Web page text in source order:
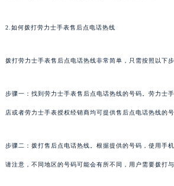
2.如何拨打劳力士手表售后点电话热线
拨打劳力士手表售后点电话热线非常简单，只需按照以下步
步骤一：找到劳力士手表售后点电话热线的号码。劳力士
店或者劳力士手表授权经销商均可提供售后点电话热线的号
步骤二：拨打售后点电话热线。根据提供的号码，使用手
请注意，不同地区的号码可能会有所不同，用户需要拨打